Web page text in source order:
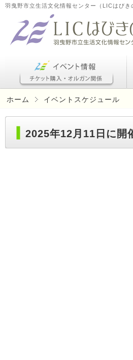
羽曳野市立生活文化情報センター（LICはび
ホーム イベントスケジュール
2025年12月11日に開